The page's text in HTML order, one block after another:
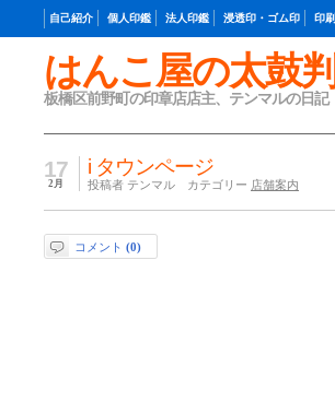
はんこ屋の太鼓判
板橋区前野町の印章店店主、テンマルの日記
自己紹介 個人印鑑 法人印鑑 浸透印・ゴム印 印刷
i タウンページ
17
2月 投稿者 テンマル カテゴリー 店舗案内
コメント (0)